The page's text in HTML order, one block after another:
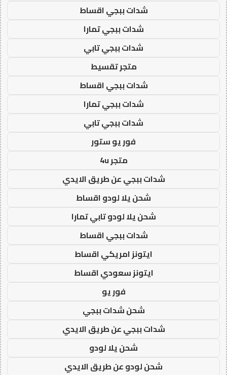
شدات ببجي اقساط
شدات ببجي تمارا
شدات ببجي تابي
متجر تقسيط
شدات ببجي اقساط
شدات ببجي تمارا
شدات ببجي تابي
فور يو ستور
متجر 4u
شدات ببجي عن طريق الايدي
شحن يلا لودو اقساط
شحن يلا لودو تابي تمارا
شدات ببجي اقساط
ايتونز امريكي اقساط
ايتونز سعودي اقساط
فور يو
شحن شدات ببجي
شدات ببجي عن طريق الايدي
شحن يلا لودو
شحن لودو عن طريق الايدي